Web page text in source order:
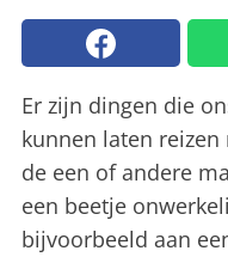
Er zijn dingen die
kunnen laten
de een of andere
een beetje
bijvoorbeeld aan